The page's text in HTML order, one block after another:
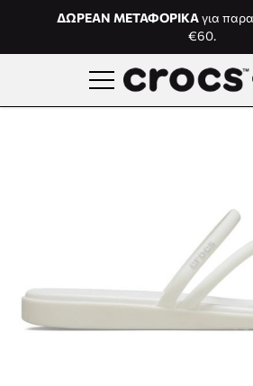
Μετάβαση στο περιεχόμενο
ΔΩΡΕΑΝ ΜΕΤΑΦΟΡΙΚΑγια
€60.